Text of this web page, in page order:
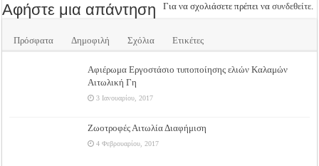
Αφήστε μια απάντηση Για να σχολιάσετε πρέπει νασυνδεθείτε.
Πρόσφατα Δημοφιλή Σχόλια Ετικέτες
Αφιέρωμα Εργοστάσιο τυποποίησης ελιών Καλαμών
Αιτωλική Γη
3 Ιανουαρίου, 2017
Ζωοτροφές Αιτωλία Διαφήμιση
4 Φεβρουαρίου, 2017